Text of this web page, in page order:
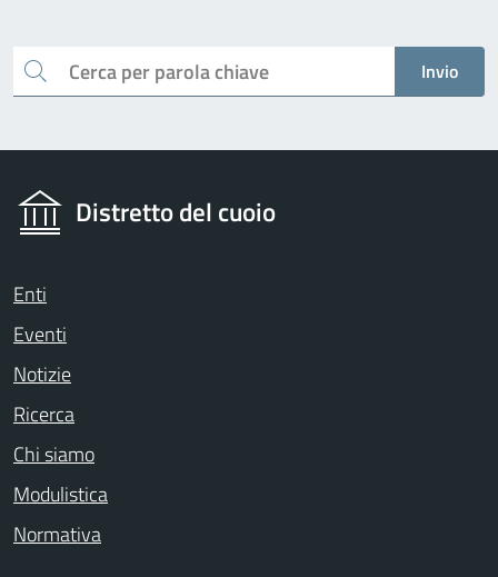
Cerca Invio
Distretto del cuoio
Enti
Eventi
Notizie
Ricerca
Chi siamo
Modulistica
Normativa